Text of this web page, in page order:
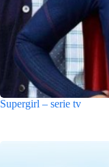
Supergirl – serie tv